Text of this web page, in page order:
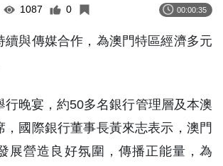
1087 0 00:00:35
續與傳媒合作，為澳門特區經濟多元
行晚宴，約50多名銀行管理層及本澳
，國際銀行董事長黃來志表示，澳門
展營造良好氛圍，傳播正能量，為